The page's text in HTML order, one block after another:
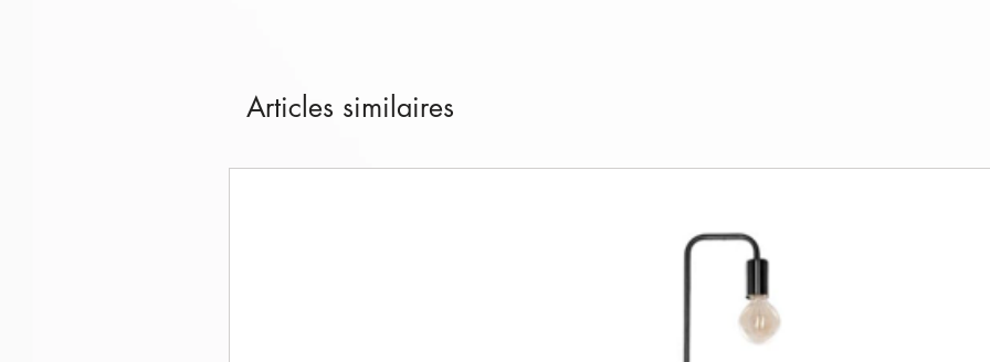
Articles similaires